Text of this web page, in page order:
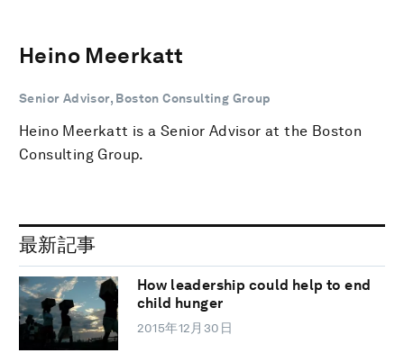
Heino Meerkatt
Senior Advisor, Boston Consulting Group
Heino Meerkatt is a Senior Advisor at the Boston
Consulting Group.
最新記事
How leadership could help to end
child hunger
2015年12月30日